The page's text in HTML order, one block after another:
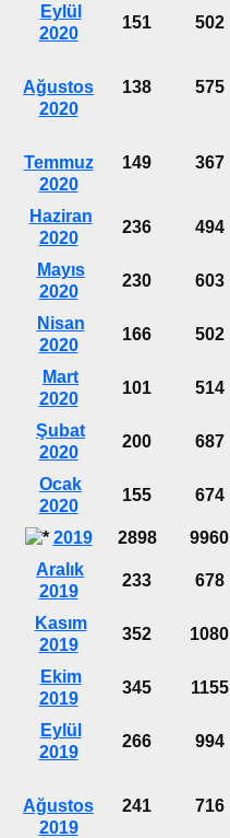
Eylül
2020
151 502
Ağustos
2020
138 575
Temmuz
2020
149 367
Haziran
2020
236 494
Mayıs
2020
230 603
Nisan
2020
166 502
Mart
2020
101 514
Şubat
2020
200 687
Ocak
2020
155 674
2019 2898 9960
Aralık
2019
233 678
Kasım
2019
352 1080
Ekim
2019
345 1155
Eylül
2019
266 994
Ağustos
2019
241 716